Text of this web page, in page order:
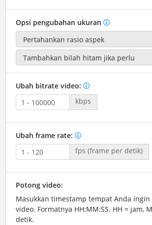
Opsi pengubahan ukuran
Ubah bitrate video:
kbps
Ubah frame rate:
fps (frame per detik)
Potong video:
Masukkan timestamp tempat Anda ingin
video. Formatnya HH:MM:SS. HH = jam,
detik.